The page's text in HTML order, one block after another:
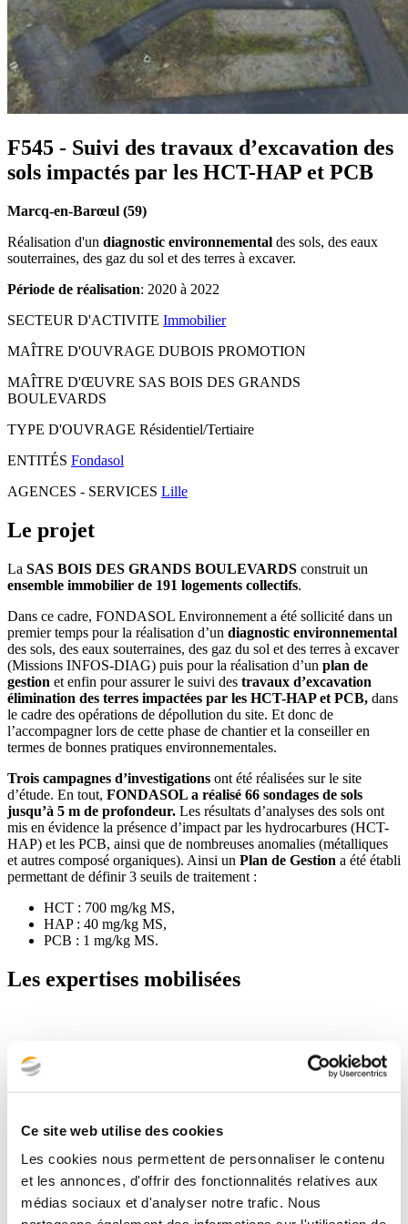
Ce site web utilise des cookies
Les cookies nous permettent de personnaliser le contenu
et les annonces, d'offrir des fonctionnalités relatives aux
médias sociaux et d'analyser notre trafic. Nous
F545 - Suivi des travaux d’excavation des
sols impactés par les HCT-HAP et PCB
Marcq-en-Barœul (59)
Réalisation d'un diagnostic environnemental des sols, des eaux
souterraines, des gaz du sol et des terres à excaver.
Période de réalisation: 2020 à 2022
SECTEUR D'ACTIVITE Immobilier
MAÎTRE D'OUVRAGE DUBOIS PROMOTION
MAÎTRE D'ŒUVRE SAS BOIS DES GRANDS
BOULEVARDS
TYPE D'OUVRAGE Résidentiel/Tertiaire
ENTITÉS Fondasol
AGENCES - SERVICES Lille
Le projet
La SAS BOIS DES GRANDS BOULEVARDS construit un
ensemble immobilier de 191 logements collectifs.
Dans ce cadre, FONDASOL Environnement a été sollicité dans un
premier temps pour la réalisation d’un diagnostic environnemental
des sols, des eaux souterraines, des gaz du sol et des terres à excaver
(Missions INFOS-DIAG) puis pour la réalisation d’un plan de
gestion et enfin pour assurer le suivi des travaux d’excavation
élimination des terres impactées par les HCT-HAP et PCB, dans
le cadre des opérations de dépollution du site. Et donc de
l’accompagner lors de cette phase de chantier et la conseiller en
termes de bonnes pratiques environnementales.
Trois campagnes d’investigations ont été réalisées sur le site
d’étude. En tout, FONDASOL a réalisé 66 sondages de sols
jusqu’à 5 m de profondeur. Les résultats d’analyses des sols ont
mis en évidence la présence d’impact par les hydrocarbures (HCT-
HAP) et les PCB, ainsi que de nombreuses anomalies (métalliques
et autres composé organiques). Ainsi un Plan de Gestion a été établi
permettant de définir 3 seuils de traitement :
HCT : 700 mg/kg MS,
HAP : 40 mg/kg MS,
PCB : 1 mg/kg MS.
Les expertises mobilisées